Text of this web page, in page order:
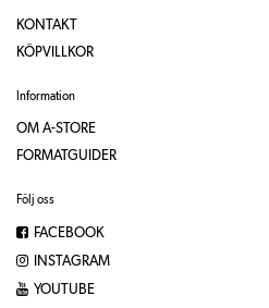
KONTAKT
KÖPVILLKOR
Information
OM A-STORE
FORMATGUIDER
Följ oss
FACEBOOK
INSTAGRAM
YOUTUBE